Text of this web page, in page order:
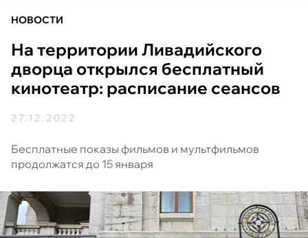
НОВОСТИ
На территории Ливадийского
дворца открылся бесплатный
кинотеатр: расписание сеансов
27.12.2022
Бесплатные показы фильмов и мультфильмов
продолжатся до 15 января